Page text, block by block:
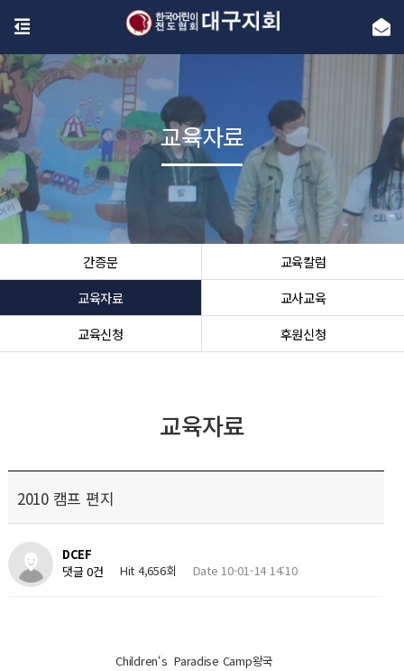
간증문
교육칼럼
교육자료
교사교육
교육신청
후원신청
교육자료
교육자료
2010 캠프 편지
DCEF
댓글 0건
Hit 4,656회 Date 10-01-14 14:10
Children‘s Paradise Camp왕국